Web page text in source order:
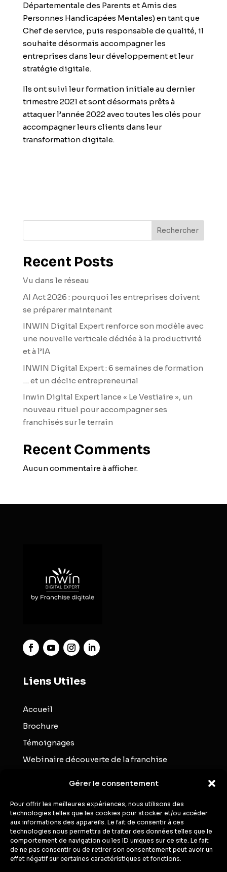
Gérer le consentement
Pour offrir les meilleures expériences, nous utilisons des
technologies telles que les cookies pour stocker et/ou accéder
aux informations des appareils. Le fait de consentir à ces
technologies nous permettra de traiter des données telles que le
comportement de navigation ou les ID uniques sur ce site. Le fait
de ne pas consentir ou de retirer son consentement peut avoir un
effet négatif sur certaines caractéristiques et fonctions.
Départementale des Parents et Amis des
Personnes Handicapées Mentales) en tant que
Chef de service, puis responsable de qualité, il
souhaite désormais accompagner les
entreprises dans leur développement et leur
stratégie digitale.
Ils ont suivi leurformation initiale au dernier
trimestre 2021 et sont désormais prêts à
attaquer l’année 2022 avec toutes les clés pour
accompagner leurs clients dans leur
transformation digitale.
Rechercher
Recent Posts
Vu dans le réseau
AI Act 2026 : pourquoi les entreprises doivent
se préparer maintenant
INWIN Digital Expert renforce son modèle avec
une nouvelle verticale dédiée à la productivité
et à l’IA
INWIN Digital Expert : 6 semaines de formation
… et un déclic entrepreneurial
Inwin Digital Expert lance « Le Vestiaire », un
nouveau rituel pour accompagner ses
franchisés sur le terrain
Recent Comments
Aucun commentaire à afficher.
Liens Utiles
Accueil
Brochure
Témoignages
Webinaire découverte de la franchise
Webinaires
Inscrivez-vous à notre prochain Webinaire